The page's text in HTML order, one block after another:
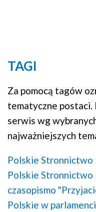
TAGI
Za pomocą tagów
tematyczne postaci.
serwis wg
najważniejszych
Polskie Stronnictwo
Polskie Stronnictwo
czasopismo
Polskie w